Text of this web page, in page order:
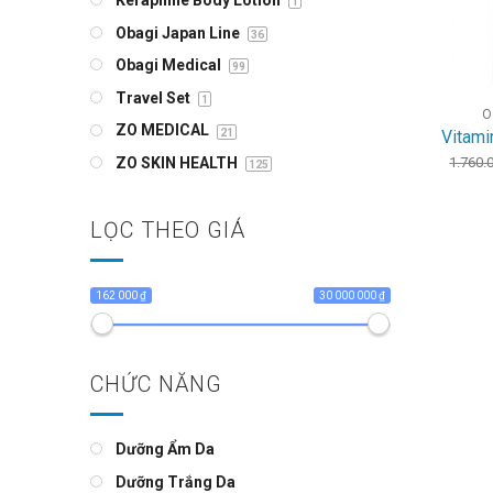
Obagi Japan Line 36
Obagi Medical 99
Travel Set 1
ZO MEDICAL 21
ZO SKIN HEALTH 125
LỌC THEO GIÁ
162 000 ₫ 30 000 000 ₫
CHỨC NĂNG
Dưỡng Ẩm Da
Dưỡng Trắng Da